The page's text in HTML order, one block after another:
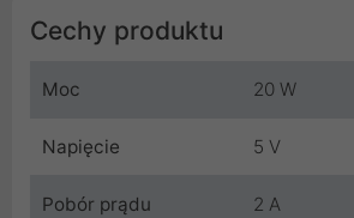
Cechy produktu
Moc 20 W
Napięcie 5 V
Pobór prądu 2 A